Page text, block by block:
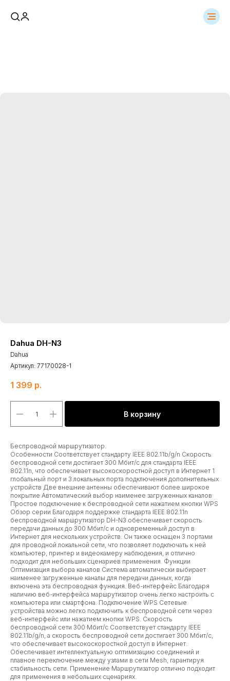
Dahua DH-N3
Dahua
Артикул: 77170028-1
1 399 р.
В корзину
Беспроводной маршрутизатор.
Особенности Соответствует стандарту IEEE 802.11b/g/n Скорость
беспроводной сети достигает 300 Мбит/с для стандарта IEEE
802.11n, что обеспечивает высокоскоростной доступ в Интернет 1
глобальный порт и 3 локальных порта подключения дополнительных
устройств Две внешние антенны обеспечивают более широкое
покрытие Автоматический выбор наименее загруженных каналов
Простое подключение к беспроводной сети нажатием кнопки WPS
Обзор серии Благодаря поддержке стандарта IEEE 802.11n
беспроводной маршрутизатор DH-N3 обеспечивает скорость
передачи данных до 300 Мбит/с и одновременный доступ в
Интернет для нескольких устройств. Он также оснащен 3 портами
для проводной локальной сети, что позволяет подключать к ней
компьютер, принтер и видеокамеру наблюдения, и отлично
подходит для небольших сценариев применения. Функции
Оптимизация выбора каналов Система автоматически выбирает
наименее загруженные каналы для передачи данных, когда
включена эта беспроводная функция. Веб-интерфейс Благодаря
наличию веб-интерфейса маршрутизатор очень легко настроить с
компьютера или смартфона. Подключение WPS Сетевые
устройства можно легко подключить к беспроводной сети через
веб-интерфейс или нажатием кнопки WPS. Скорость
беспроводной сети 300 Мбит/с Соответствует стандарту IEEE
802.11b/g/n, а скорость беспроводной сети достигает 300 Мбит/с,
что обеспечивает высокоскоростной доступ в Интернет.
Обеспечивает интеллектуальную оптимизацию соединений и
плавное переключение между узлами в сети Mesh, гарантируя
стабильность сети. Применение Маршрутизатор отлично подходит
для применения в небольших сценариях.